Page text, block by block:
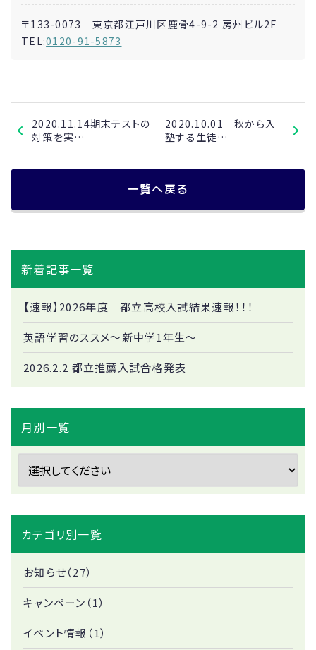
〒133-0073 東京都江戸川区鹿骨4-9-2 房州ビル2F
TEL:0120-91-5873
2020.11.14期末テストの
対策を実…
2020.10.01 秋から入
塾する生徒…
一覧へ戻る
新着記事一覧
【速報】2026年度 都立高校入試結果速報！！！
英語学習のススメ～新中学1年生～
2026.2.2 都立推薦入試合格発表
月別一覧
カテゴリ別一覧
お知らせ（27）
キャンペーン（1）
イベント情報（1）